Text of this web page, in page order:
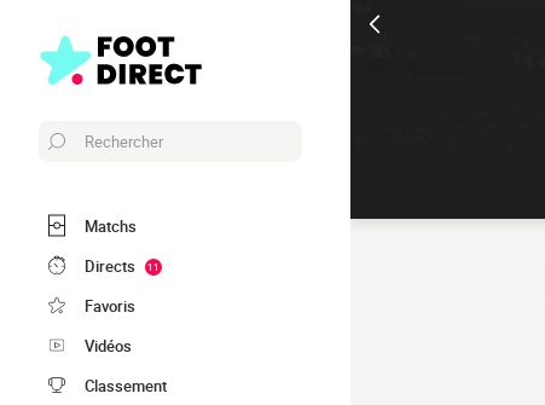
Rechercher
Matchs
Directs
11
Favoris
Vidéos
Classement